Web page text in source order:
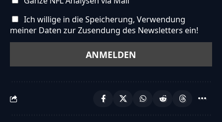
Ich willige in die Speicherung, Verwendung
meiner Daten zur Zusendung des Newsletters ein!